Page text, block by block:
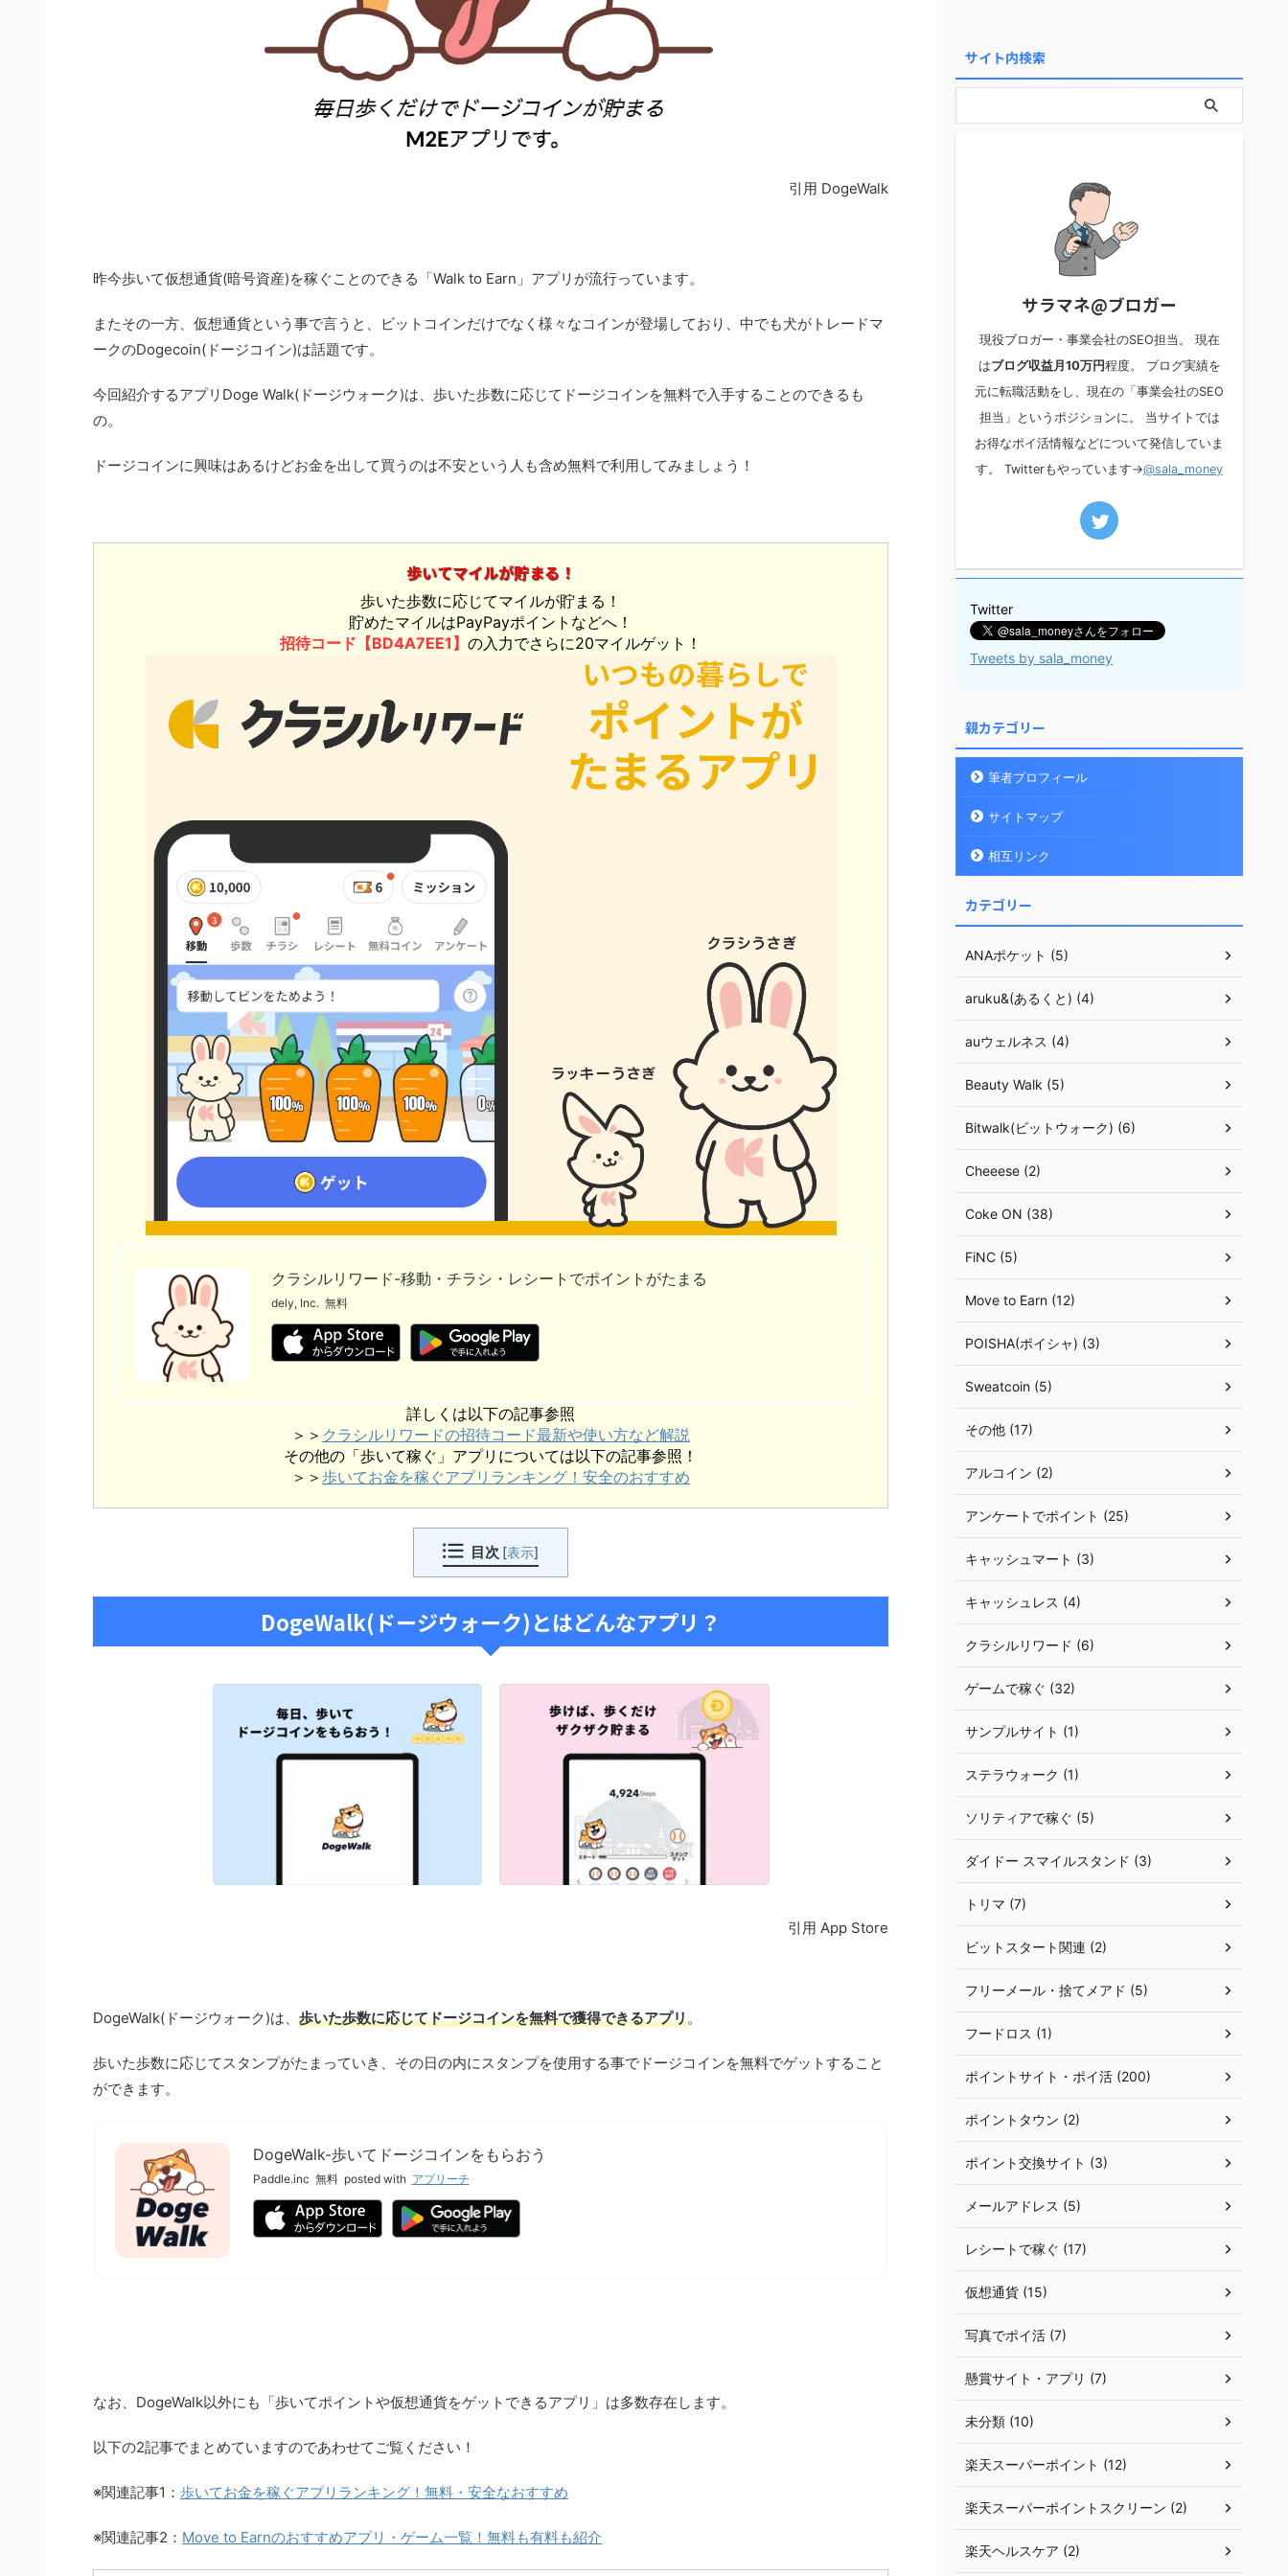
引用 DogeWalk
昨今歩いて仮想通貨(暗号資産)を稼ぐことのできる「Walk to Earn」アプリが流行っています。
またその一方、仮想通貨という事で言うと、ビットコインだけでなく様々なコインが登場しており、中でも犬がトレードマ
ークのDogecoin(ドージコイン)は話題です。
今回紹介するアプリDoge Walk(ドージウォーク)は、歩いた歩数に応じてドージコインを無料で入手することのできるも
の。
ドージコインに興味はあるけどお金を出して買うのは不安という人も含め無料で利用してみましょう！
歩いてマイルが貯まる！
歩いた歩数に応じてマイルが貯まる！
貯めたマイルはPayPayポイントなどへ！
招待コード【BD4A7EE1】 の入力でさらに20マイルゲット！
クラシルリワード-移動・チラシ・レシートでポイントがたまる
dely, Inc. 無料
詳しくは以下の記事参照
＞＞ クラシルリワードの招待コード最新や使い方など解説
その他の「歩いて稼ぐ」アプリについては以下の記事参照！
＞＞ 歩いてお金を稼ぐアプリランキング！安全のおすすめ
目次 [表示]
DogeWalk(ドージウォーク)とはどんなアプリ？
引用 App Store
DogeWalk(ドージウォーク)は、 歩いた歩数に応じてドージコインを無料で獲得できるアプリ。
歩いた歩数に応じてスタンプがたまっていき、その日の内にスタンプを使用する事でドージコインを無料でゲットすること
ができます。
DogeWalk-歩いてドージコインをもらおう
Paddle.inc 無料 posted with アプリーチ
なお、DogeWalk以外にも「歩いてポイントや仮想通貨をゲットできるアプリ」は多数存在します。
以下の2記事でまとめていますのであわせてご覧ください！
※関連記事1： 歩いてお金を稼ぐアプリランキング！無料・安全なおすすめ
※関連記事2： Move to Earnのおすすめアプリ・ゲーム一覧！無料も有料も紹介
サイト内検索
サラマネ@ブロガー
現役ブロガー・事業会社のSEO担当。 現在
はブログ収益月10万円程度。 ブログ実績を
元に転職活動をし、現在の「事業会社のSEO
担当」というポジションに。 当サイトでは
お得なポイ活情報などについて発信していま
す。 Twitterもやっています→@sala_money
Twitter
Tweets by sala_money
親カテゴリー
筆者プロフィール
サイトマップ
相互リンク
カテゴリー
ANAポケット (5)
aruku&(あるくと) (4)
auウェルネス (4)
Beauty Walk (5)
Bitwalk(ビットウォーク) (6)
Cheeese (2)
Coke ON (38)
FiNC (5)
Move to Earn (12)
POISHA(ポイシャ) (3)
Sweatcoin (5)
その他 (17)
アルコイン (2)
アンケートでポイント (25)
キャッシュマート (3)
キャッシュレス (4)
クラシルリワード (6)
ゲームで稼ぐ (32)
サンプルサイト (1)
ステラウォーク (1)
ソリティアで稼ぐ (5)
ダイドー スマイルスタンド (3)
トリマ (7)
ビットスタート関連 (2)
フリーメール・捨てメアド (5)
フードロス (1)
ポイントサイト・ポイ活 (200)
ポイントタウン (2)
ポイント交換サイト (3)
メールアドレス (5)
レシートで稼ぐ (17)
仮想通貨 (15)
写真でポイ活 (7)
懸賞サイト・アプリ (7)
未分類 (10)
楽天スーパーポイント (12)
楽天スーパーポイントスクリーン (2)
楽天ヘルスケア (2)